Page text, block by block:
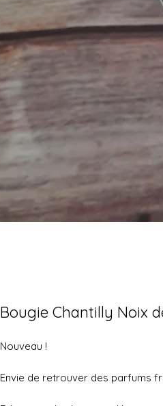
Bougie Chantilly Noix
Nouveau !
Envie de retrouver des parfums